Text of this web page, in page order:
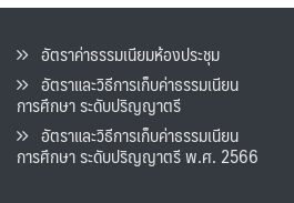
อัตราค่าธรรมเนียมห้องประชุม
อัตราและวิธีการเก็บค่าธรรมเนียน
การศึกษา ระดับปริญญาตรี
อัตราและวิธีการเก็บค่าธรรมเนียน
การศึกษา ระดับปริญญาตรี พ.ศ. 2566